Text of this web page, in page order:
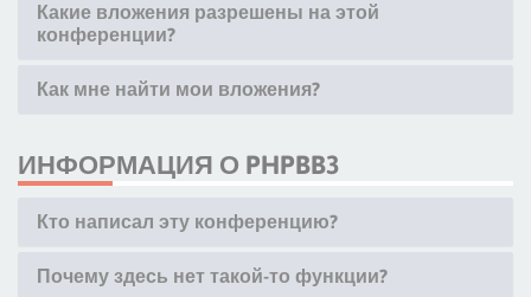
Какие вложения разрешены на этой
конференции?
Как мне найти мои вложения?
ИНФОРМАЦИЯ О PHPBB3
Кто написал эту конференцию?
Почему здесь нет такой-то функции?